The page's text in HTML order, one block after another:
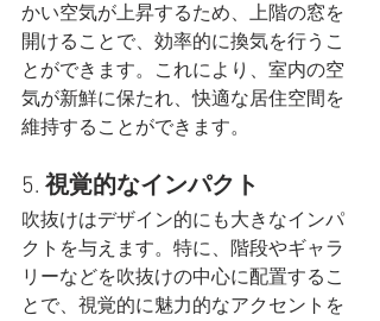
かい空気が上昇するため、上階の窓を
開けることで、効率的に換気を行うこ
とができます。これにより、室内の空
気が新鮮に保たれ、快適な居住空間を
維持することができます。
5. 視覚的なインパクト
吹抜けはデザイン的にも大きなインパ
クトを与えます。特に、階段やギャラ
リーなどを吹抜けの中心に配置するこ
とで、視覚的に魅力的なアクセントを